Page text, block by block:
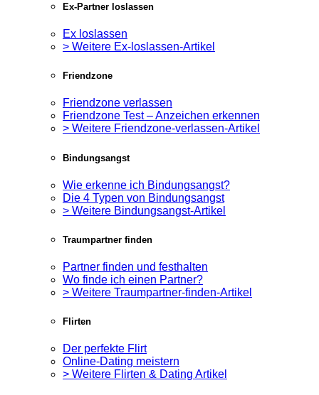
Ex-Partner loslassen
Ex loslassen
> Weitere Ex-loslassen-Artikel
Friendzone
Friendzone verlassen
Friendzone Test – Anzeichen erkennen
> Weitere Friendzone-verlassen-Artikel
Bindungsangst
Wie erkenne ich Bindungsangst?
Die 4 Typen von Bindungsangst
> Weitere Bindungsangst-Artikel
Traumpartner finden
Partner finden und festhalten
Wo finde ich einen Partner?
> Weitere Traumpartner-finden-Artikel
Flirten
Der perfekte Flirt
Online-Dating meistern
> Weitere Flirten & Dating Artikel